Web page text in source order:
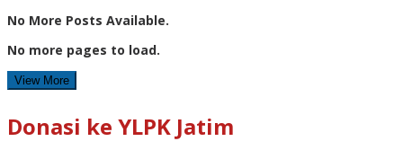
No More Posts Available.
No more pages to load.
View More
Donasi ke YLPK Jatim